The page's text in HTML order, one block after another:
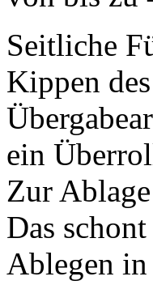
Seitliche
Kippen
ein
Zur
Das
Ablegen